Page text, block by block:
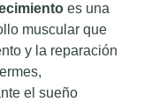
es una
muscular que
y la reparación
el sueño